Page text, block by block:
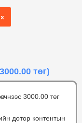
төг)
3000.00 төг
дотор контентын